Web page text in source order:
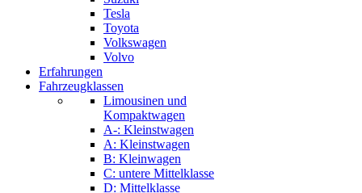
Tesla
Toyota
Volkswagen
Volvo
Erfahrungen
Fahrzeugklassen
Limousinen und
Kompaktwagen
A-: Kleinstwagen
A: Kleinstwagen
B: Kleinwagen
C: untere Mittelklasse
D: Mittelklasse